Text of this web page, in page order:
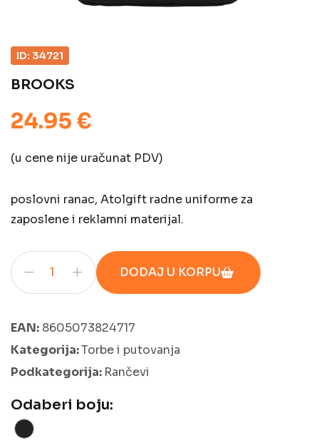
ID: 34721
BROOKS
24.95 €
(u cene nije uračunat PDV)
poslovni ranac, Atolgift radne uniforme za
zaposlene i reklamni materijal.
DODAJ U KORPU
EAN: 8605073824717
Kategorija:Torbe i putovanja
Podkategorija: Rančevi
Odaberi boju: